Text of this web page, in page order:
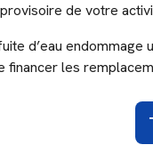
de votre
d’eau endommage
financer les